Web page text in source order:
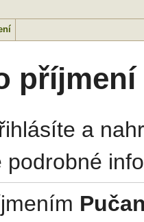
příjmení
a
podrobné